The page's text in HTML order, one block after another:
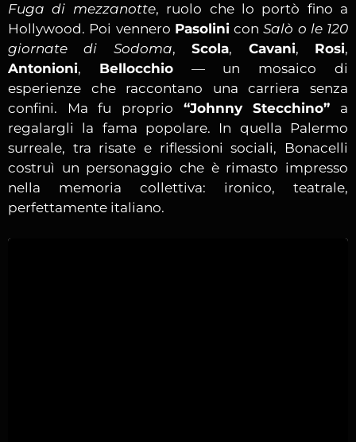
Fuga di mezzanotte, ruolo che lo portò fino a
Hollywood. Poi vennero PasoliniconSalò o le 120
giornate di Sodoma,Scola, Cavani, Rosi,
Antonioni, Bellocchio— un mosaico di
esperienze che raccontano una carriera senza
confini. Ma fu proprio “Johnny Stecchino” a
regalargli la fama popolare. In quella Palermo
surreale, tra risate e riflessioni sociali, Bonacelli
costruì un personaggio che è rimasto impresso
nella memoria collettiva: ironico, teatrale,
perfettamente italiano.